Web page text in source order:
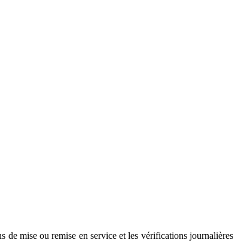
de mise ou remise en service et les vérifications journalières